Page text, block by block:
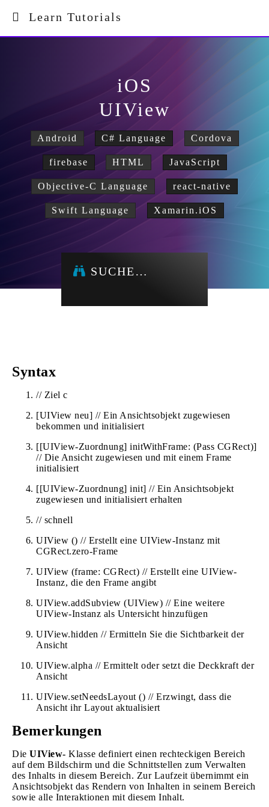
Learn Tutorials
iOS
UIView
Android C# Language Cordova
firebase HTML JavaScript
Objective-C Language react-native
Swift Language Xamarin.iOS
SUCHE…
Syntax
// Ziel c
[UIView neu] // Ein Ansichtsobjekt zugewiesen
bekommen und initialisiert
[[UIView-Zuordnung] initWithFrame: (Pass CGRect)]
// Die Ansicht zugewiesen und mit einem Frame
initialisiert
[[UIView-Zuordnung] init] // Ein Ansichtsobjekt
zugewiesen und initialisiert erhalten
// schnell
UIView () // Erstellt eine UIView-Instanz mit
CGRect.zero-Frame
UIView (frame: CGRect) // Erstellt eine UIView-
Instanz, die den Frame angibt
UIView.addSubview (UIView) // Eine weitere
UIView-Instanz als Untersicht hinzufügen
UIView.hidden // Ermitteln Sie die Sichtbarkeit der
Ansicht
UIView.alpha // Ermittelt oder setzt die Deckkraft der
Ansicht
UIView.setNeedsLayout () // Erzwingt, dass die
Ansicht ihr Layout aktualisiert
Bemerkungen
Die UIView- Klasse definiert einen rechteckigen Bereich
auf dem Bildschirm und die Schnittstellen zum Verwalten
des Inhalts in diesem Bereich. Zur Laufzeit übernimmt ein
Ansichtsobjekt das Rendern von Inhalten in seinem Bereich
sowie alle Interaktionen mit diesem Inhalt.